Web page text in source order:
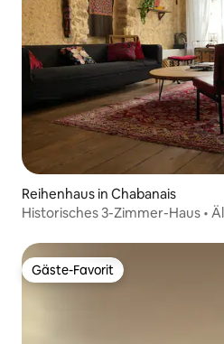
Reihenhaus in Chabanais
Historisches 3-Zimmer-Haus •
Gäste-Favorit
Gäste-Favorit